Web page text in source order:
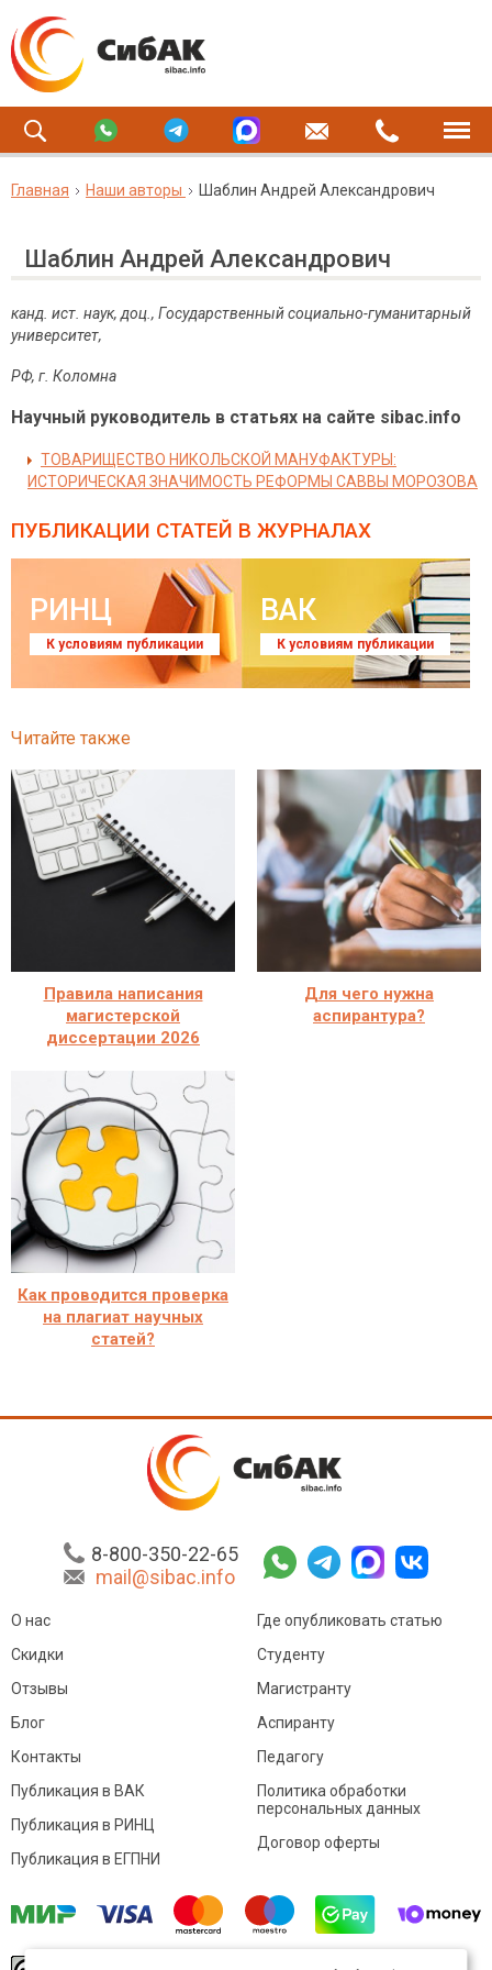
Главная Наши авторы Шаблин Андрей Александрович
Шаблин Андрей Александрович
канд. ист. наук, доц., Государственный социально-гуманитарный
университет,
РФ, г. Коломна
Научный руководитель в статьях на сайте sibac.info
ТОВАРИЩЕСТВО НИКОЛЬСКОЙ МАНУФАКТУРЫ:
ИСТОРИЧЕСКАЯ ЗНАЧИМОСТЬ РЕФОРМЫ САВВЫ МОРОЗОВА
ПУБЛИКАЦИИ СТАТЕЙ В ЖУРНАЛАХ
РИНЦ
К условиям публикации
ВАК
К условиям публикации
Читайте также
Правила написания
магистерской
диссертации 2026
Для чего нужна
аспирантура?
Как проводится проверка
на плагиат научных
статей?
8-800-350-22-65
mail@sibac.info
О нас
Скидки
Отзывы
Блог
Контакты
Где опубликовать статью
Студенту
Магистранту
Аспиранту
Педагогу
Публикация в ВАК
Публикация в РИНЦ
Публикация в ЕГПНИ
Политика обработки
персональных данных
Договор оферты